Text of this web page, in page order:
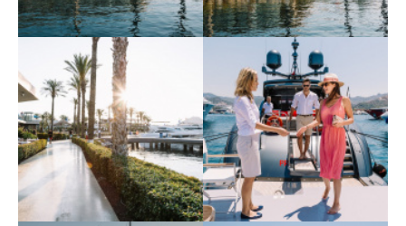
Крупнейшая марина
Средиземноморья
Yalıkavak Marina 13
Крупнейшая марина
Средиземноморья
Yalıkavak Marina 14